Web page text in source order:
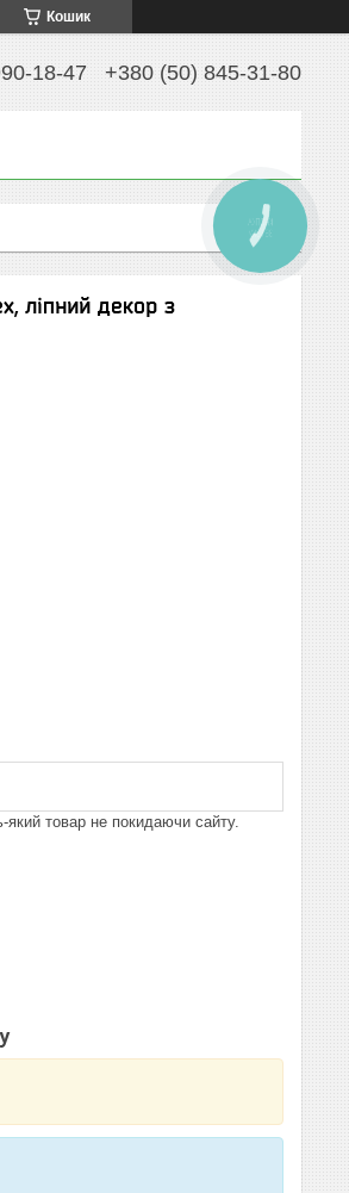
Кошик
18-47 +380 (50) 845-31-80
ліпний декор з
який товар не покидаючи сайту.
КНОПКА
ЗВ'ЯЗКУ